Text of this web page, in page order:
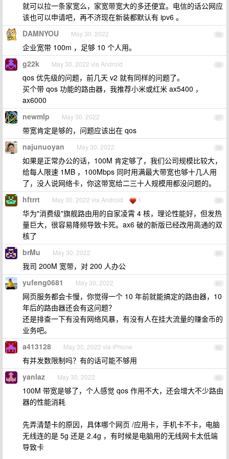
就可以拉一条家宽么，家宽带宽大的多还便宜。电信的话公网应
该也可以申请吧，再不济现在新装都默认有 ipv6 。
55
DAMNYOU May 30, 2022
企业宽带 100m ，足够 10 个人用。
56
g22k May 30, 2022 via Android
qos 优先级的问题，前几天 v2 就有同样的问题了。
买个带 qos 功能的路由器，我推荐小米或红米 ax5400 ，
ax6000
57
newmlp May 30, 2022
带宽肯定是够的，问题应该出在 qos
58
najunuoyan May 30, 2022
如果是正常办公的话，100M 肯定够了，我们公司规模比较大，
给每人限速 1MB ，100Mbps 同时用满最大带宽也够十几人用
了，没人说网络卡，你这带宽给二三十人规模用都没问题的。
59
hftrrt May 30, 2022 via Android 1
华为"消费级"旗舰路由用的自家凌霄 4 核，理论性能好，但发热
量巨大，很容易降频导致卡死。ax6 破的新版已经改用高通的双
核了
60
brMu May 30, 2022
我司 200M 宽带，对 200 人办公
61
yufeng0681 May 30, 2022
网页服务都会卡慢，你觉得一个 10 年前就能搞定的路由器，10
年后的路由器还会有这问题？
还是排查一下有没有网络风暴，有没有人在挂大流量的赚金币的
业务吧。
62
a413128 May 30, 2022 via iPhone
有并发数限制吗？有的话可能不够用
63
yanlaz May 30, 2022
100M 带宽是够了，个人感觉 qos 作用不大，还会增大不少路由
器的性能消耗
先弄清楚卡的原因，具体哪个网页 /应用卡，手机卡不卡，电脑
无线连的是 5g 还是 2.4g ，有时候是电脑用的无线网卡太低端
导致卡